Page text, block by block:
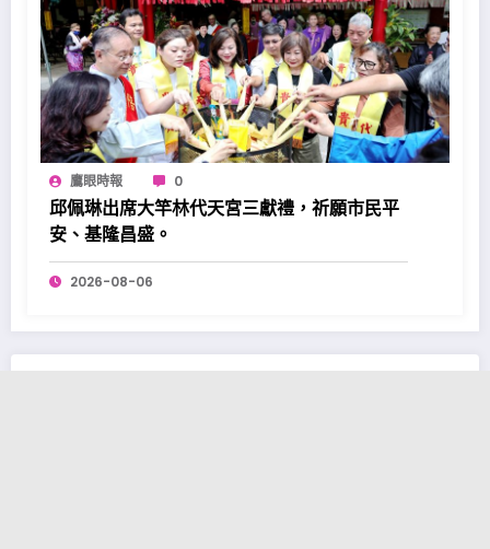
鷹眼時報 0
邱佩琳出席大竿林代天宮三獻禮，祈願市民平
安、基隆昌盛。
2026-08-06